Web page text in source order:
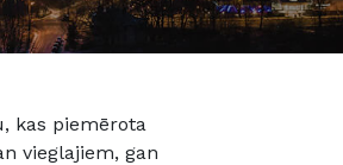
kas piemērota
vieglajiem, gan